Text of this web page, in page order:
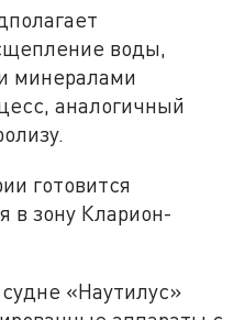
воды,
минералами
аналогичный
готовится
в зону Кларион-
«Наутилус»